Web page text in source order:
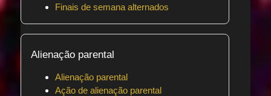
Finais de semana alternados
Alienação parental
Alienação parental
Ação de alienação parental